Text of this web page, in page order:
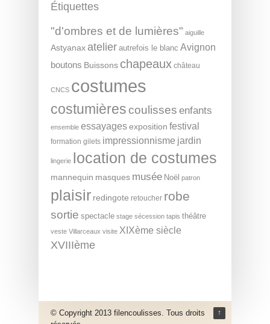
Étiquettes
"d'ombres et de lumières" aiguille
Astyanax atelier autrefois le blanc Avignon
boutons Buissons chapeaux château
CNCS costumes
costumières coulisses enfants
ensemble essayagesexposition festival
formation gilets impressionnisme jardin
lingerie location de costumes
mannequin masques musée Noël patron
plaisir redingote retoucher robe
sortie spectacle stage sécession tapis théâtre
veste Villarceaux visite XIXème siècle
XVIIIème
↑
© Copyright 2013 filencoulisses. Tous droits